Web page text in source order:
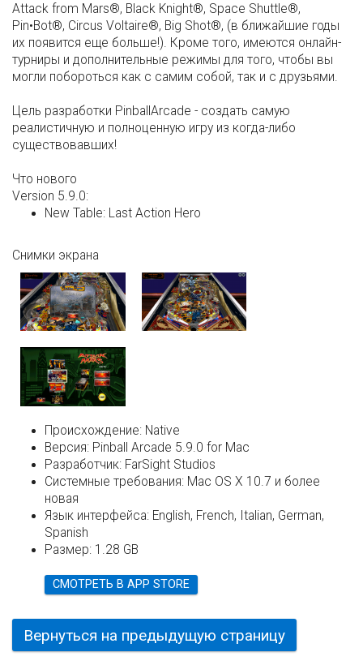
Attack from Mars®, Black Knight®, Space Shuttle®,
Pin•Bot®, Circus Voltaire®, Big Shot®, (в ближайшие годы
их появится еще больше!). Кроме того, имеются онлайн-
турниры и дополнительные режимы для того, чтобы вы
могли побороться как с самим собой, так и с друзьями.
Цель разработки PinballArcade - создать самую
реалистичную и полноценную игру из когда-либо
существовавших!
Что нового
Version 5.9.0:
New Table: Last Action Hero
Снимки экрана
Происхождение: Native
Версия: Pinball Arcade 5.9.0 for Mac
Разработчик: FarSight Studios
Системные требования: Mac OS X 10.7 и более
новая
Язык интерфейса: English, French, Italian, German,
Spanish
Размер: 1.28 GB
СМОТРЕТЬ В APP STORE
Вернуться на предыдущую страницу